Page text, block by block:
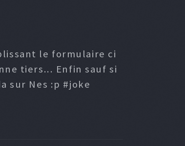
le formulaire ci
tiers... Enfin sauf si
sur Nes :p #joke